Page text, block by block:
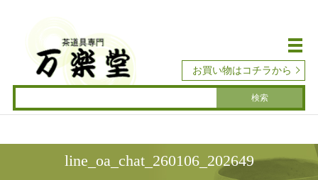
メ
お買い物はコチラから
line_oa_chat_260106_202649